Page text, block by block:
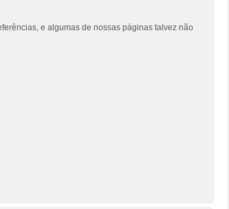
e algumas de nossas páginas talvez não